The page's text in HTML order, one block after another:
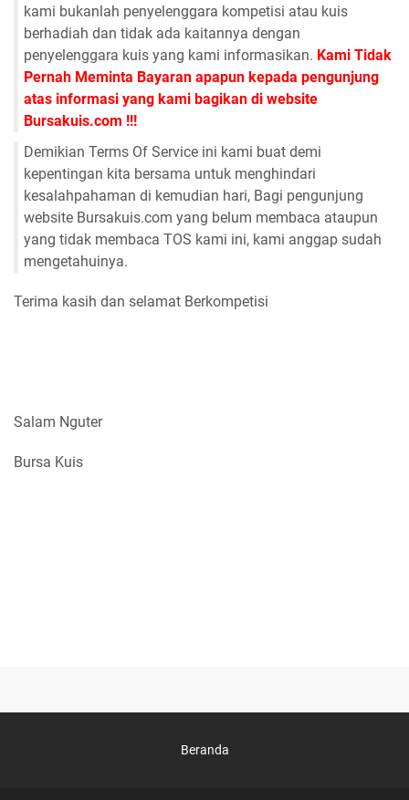
kami bukanlah penyelenggara kompetisi atau kuis
berhadiah dan tidak ada kaitannya dengan
penyelenggara kuis yang kami informasikan. Kami Tidak
Pernah Meminta Bayaran apapun kepada pengunjung
atas informasi yang kami bagikan di website
Bursakuis.com !!!
Demikian Terms Of Service ini kami buat demi
kepentingan kita bersama untuk menghindari
kesalahpahaman di kemudian hari, Bagi pengunjung
website Bursakuis.com yang belum membaca ataupun
yang tidak membaca TOS kami ini, kami anggap sudah
mengetahuinya.
Terima kasih dan selamat Berkompetisi
Salam Nguter
Bursa Kuis
Beranda